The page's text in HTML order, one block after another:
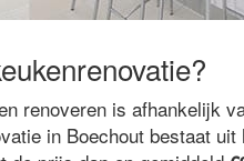
renoveren is afhankelijk
in Boechout bestaat